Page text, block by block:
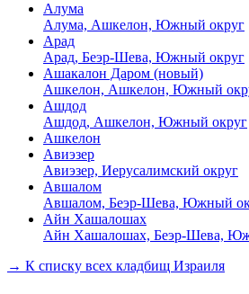
Алума
Алума, Ашкелон, Южный округ
Арад
Арад, Беэр-Шева, Южный округ
Ашакалон Даром (новый)
Ашкелон, Ашкелон, Южный
Ашдод
Ашдод, Ашкелон, Южный округ
Ашкелон
Авиэзер
Авиэзер, Иерусалимский округ
Авшалом
Авшалом, Беэр-Шева, Южный
Айн Хашалошах
Айн Хашалошах, Беэр-Шева,
→ К списку всех кладбищ Израиля